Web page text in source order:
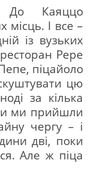
До Каяццо
місць. І все –
із вузьких
Pepe
піцайоло
цю
за кілька
ми прийшли
чергу – і
дві, поки
Але ж піца